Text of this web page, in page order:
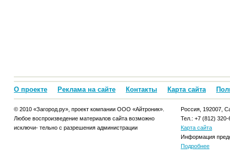
О проекте Реклама на сайте Контакты Карта сайта
© 2010 «Загород.ру», проект компании ООО «Айтроник».
Любое воспроизведение материалов сайта возможно
исключи- тельно с разрешения администрации
Россия, 192007,
Тел.: +7 (812) 320-
Карта сайта
Информация
Подробнее